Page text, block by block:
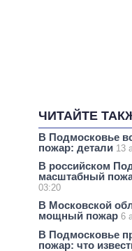
ЧИТАЙТЕ
В Подмосковье
пожар: детали 13
В российском
масштабный
03:20
В Московской
мощный пожар 6
В Подмосковье
пожар: что